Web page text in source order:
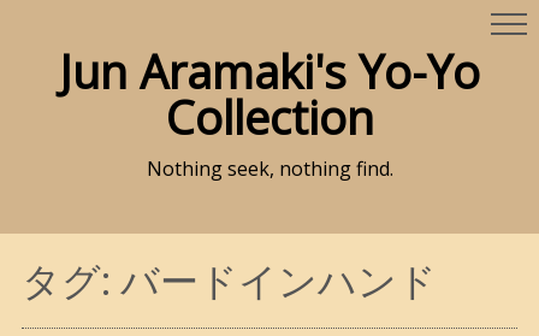
Jun Aramaki's Yo-Yo
Collection
Nothing seek, nothing find.
タグ: バードインハンド